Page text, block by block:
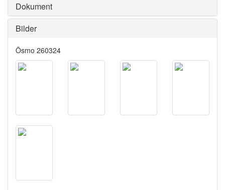
Dokument
Bilder
Ösmo 260324